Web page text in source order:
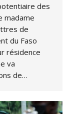
des
madame
de
du Faso
résidence
va
de…